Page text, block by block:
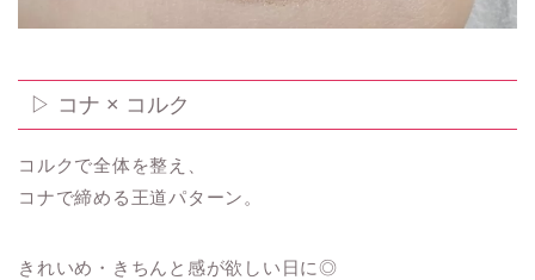
▷ コナ × コルク
コルクで全体を整え、
コナで締める王道パターン。
きれいめ・きちんと感が欲しい日に◎